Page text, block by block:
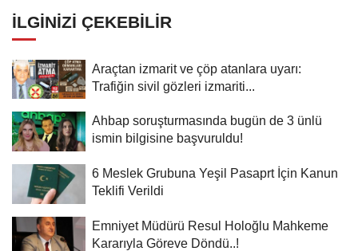
İLGINIZI ÇEKEBILIR
Araçtan izmarit ve çöp atanlara uyarı:
Trafiğin sivil gözleri izmariti...
Ahbap soruşturmasında bugün de 3 ünlü
ismin bilgisine başvuruldu!
6 Meslek Grubuna Yeşil Pasaprt İçin Kanun
Teklifi Verildi
Emniyet Müdürü Resul Holoğlu Mahkeme
Kararıyla Göreve Döndü..!